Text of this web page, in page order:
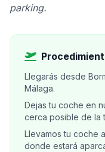
parking.
Llegarás desde
Málaga.
Dejas tu coche en
cerca posible de la
Llevamos tu coche
donde estará